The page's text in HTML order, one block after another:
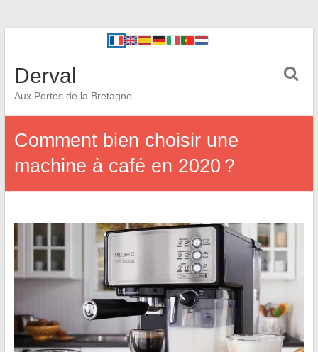
Derval
Aux Portes de la Bretagne
Comment bien choisir une
machine à café en 2020 ?